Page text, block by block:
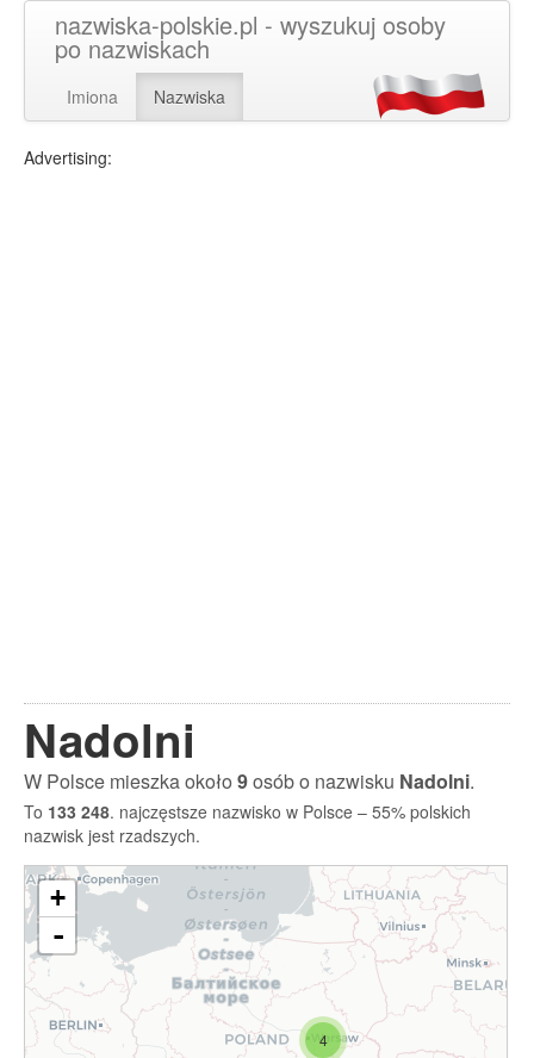
nazwiska-polskie.pl - wyszukuj osoby
po nazwiskach
Imiona Nazwiska
Advertising:
Nadolni
W Polsce mieszka około9osób o nazwisku Nadolni.
To 133 248. najczęstsze nazwisko w Polsce – 55% polskich
nazwisk jest rzadszych.
4
+
-